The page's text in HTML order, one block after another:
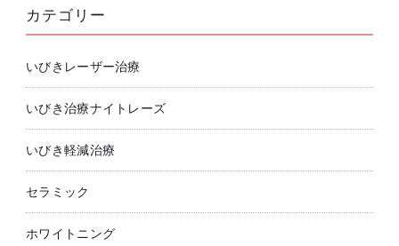
カテゴリー
いびきレーザー治療
いびき治療ナイトレーズ
いびき軽減治療
セラミック
ホワイトニング